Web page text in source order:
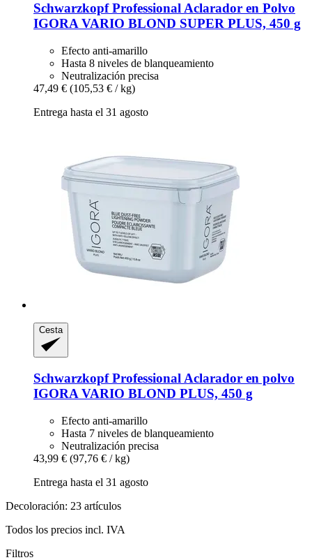
Schwarzkopf Professional Aclarador en Polvo
IGORA VARIO BLOND SUPER PLUS, 450 g
Efecto anti-amarillo
Hasta 8 niveles de blanqueamiento
Neutralización precisa
47,49 € (105,53 € / kg)
Entrega hasta el 31 agosto
Cesta
Schwarzkopf Professional Aclarador en polvo
IGORA VARIO BLOND PLUS, 450 g
Efecto anti-amarillo
Hasta 7 niveles de blanqueamiento
Neutralización precisa
43,99 € (97,76 € / kg)
Entrega hasta el 31 agosto
Decoloración: 23 artículos
Todos los precios incl. IVA
Filtros